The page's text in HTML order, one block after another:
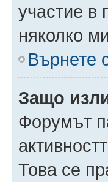
участие в
няколко
Върнете
Защо
Форумът
Това се